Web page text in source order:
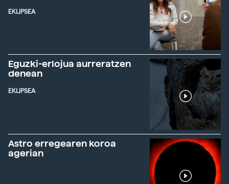
EKLIPSEA
Eguzki-erlojua aurreratzen
denean
EKLIPSEA
Astro erregearen koroa
agerian